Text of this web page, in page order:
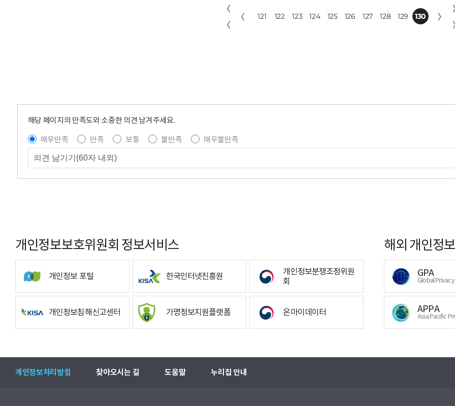
〈
〈
〈 121 122 123 124 125 126 127 128 129 130 〉
해당 페이지의 만족도와 소중한 의견 남겨주세요.
매우만족
만족 보통 불만족
매우불만족
개인정보보호위원회 정보서비스
개인정보 포털 한국인터넷진흥원
개인정보분쟁조정위원
회
개인정보침해신고센터 가명정보지원플랫폼 온마이데이터
해외 개인정
GPA
Global
APPA
Asia Pacific
개인정보처리방침 찾아오시는 길 도움말 누리집 안내